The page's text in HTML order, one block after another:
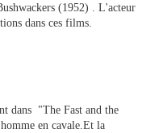
(1952) . L'acteur
dans ces films.
dans "The Fast and the
en cavale.Et la